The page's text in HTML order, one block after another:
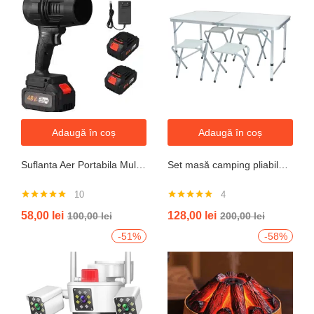
Adaugă în coș
4.90din 5
10
58,00 lei 100,00lei
Adaugă în coș
5.00din 5
4
128,00 lei 200,00lei
-51%
-58%